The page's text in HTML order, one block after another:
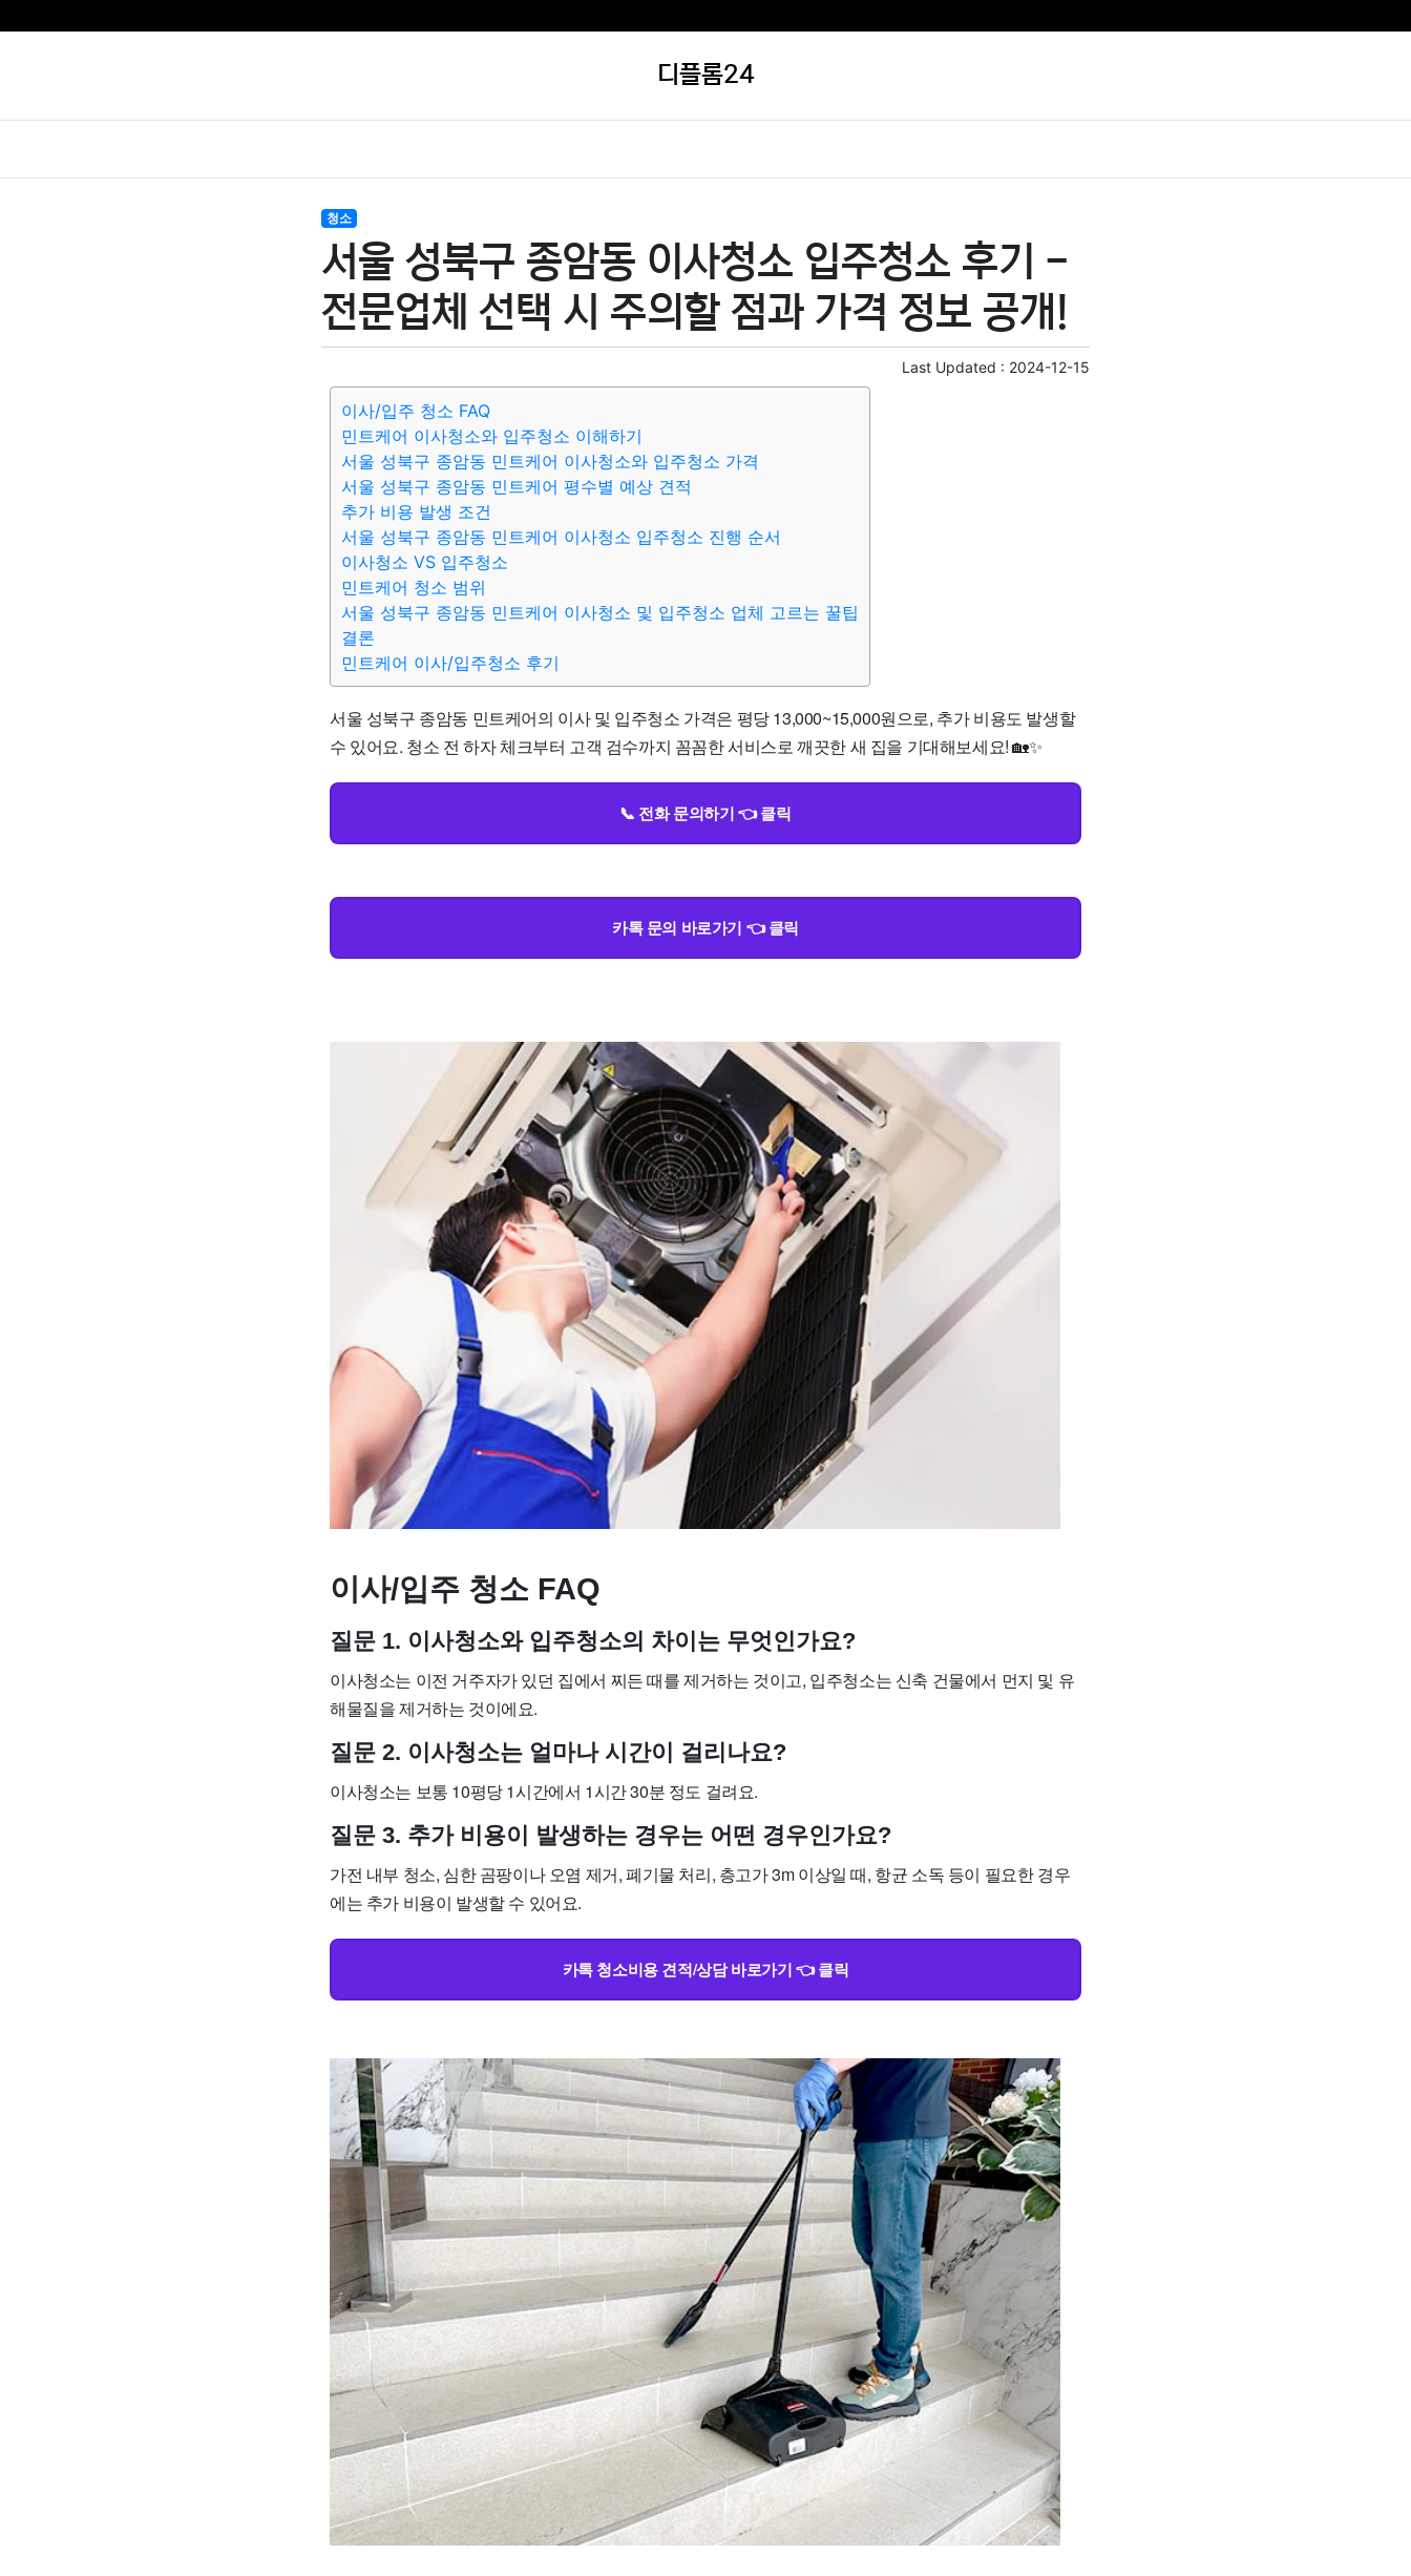
디플롬24
청소
서울 성북구 종암동 이사청소 입주청소 후기 -
전문업체 선택 시 주의할 점과 가격 정보 공개!
Last Updated : 2024-12-15
이사/입주 청소 FAQ
민트케어 이사청소와 입주청소 이해하기
서울 성북구 종암동 민트케어 이사청소와 입주청소 가격
서울 성북구 종암동 민트케어 평수별 예상 견적
추가 비용 발생 조건
서울 성북구 종암동 민트케어 이사청소 입주청소 진행 순서
이사청소 VS 입주청소
민트케어 청소 범위
서울 성북구 종암동 민트케어 이사청소 및 입주청소 업체 고르는 꿀팁
결론
민트케어 이사/입주청소 후기
서울 성북구 종암동 민트케어의 이사 및 입주청소 가격은 평당 13,000~15,000원으로, 추가 비용도 발생할
수 있어요. 청소 전 하자 체크부터 고객 검수까지 꼼꼼한 서비스로 깨끗한 새 집을 기대해보세요! 🏡✨
📞 전화 문의하기 👈 클릭
카톡 문의 바로가기 👈 클릭
이사/입주 청소 FAQ
질문 1. 이사청소와 입주청소의 차이는 무엇인가요?
이사청소는 이전 거주자가 있던 집에서 찌든 때를 제거하는 것이고, 입주청소는 신축 건물에서 먼지 및 유
해물질을 제거하는 것이에요.
질문 2. 이사청소는 얼마나 시간이 걸리나요?
이사청소는 보통 10평당 1시간에서 1시간 30분 정도 걸려요.
질문 3. 추가 비용이 발생하는 경우는 어떤 경우인가요?
가전 내부 청소, 심한 곰팡이나 오염 제거, 폐기물 처리, 층고가 3m 이상일 때, 항균 소독 등이 필요한 경우
에는 추가 비용이 발생할 수 있어요.
카톡 청소비용 견적/상담 바로가기 👈 클릭